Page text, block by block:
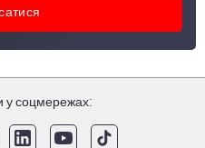
у соцмережах: